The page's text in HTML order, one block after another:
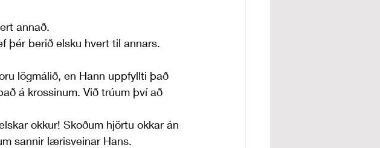
annað.
þér berið elsku hvert til annars.
lögmálið, en Hann uppfyllti það
á krossinum. Við trúum því að
okkur! Skoðum hjörtu okkar án
sannir lærisveinar Hans.